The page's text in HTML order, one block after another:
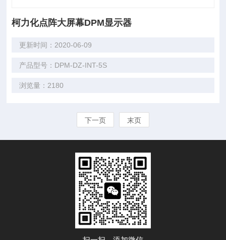
柯力化点阵大屏幕DPM显示器
更新时间：2020-06-09
产品型号：DPM-DZ-INT-5S
浏览量：2180
下一页 末页